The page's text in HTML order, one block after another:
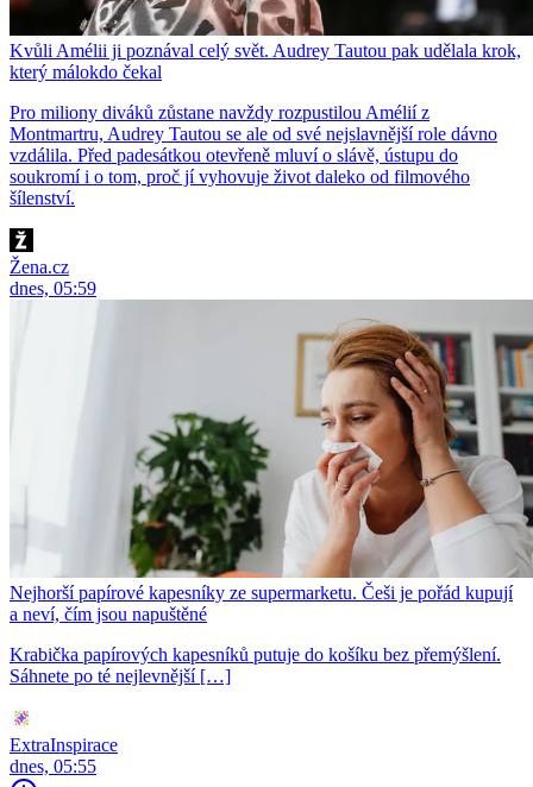
Kvůli Amélii ji poznával celý svět. Audrey Tautou pak udělala krok,
který málokdo čekal
Pro miliony diváků zůstane navždy rozpustilou Amélií z
Montmartru, Audrey Tautou se ale od své nejslavnější role dávno
vzdálila. Před padesátkou otevřeně mluví o slávě, ústupu do
soukromí i o tom, proč jí vyhovuje život daleko od filmového
šílenství.
Žena.cz
dnes, 05:59
Nejhorší papírové kapesníky ze supermarketu. Češi je pořád kupují
a neví, čím jsou napuštěné
Krabička papírových kapesníků putuje do košíku bez přemýšlení.
Sáhnete po té nejlevnější […]
ExtraInspirace
dnes, 05:55